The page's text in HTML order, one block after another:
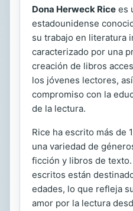
Dona Herweck Rice es
estadounidense
su trabajo en literatura
caracterizado por una
creación de libros
los jóvenes lectores,
compromiso con la
de la lectura.
Rice ha escrito más de
una variedad de
ficción y libros de
escritos están
edades, lo que refleja
amor por la lectura